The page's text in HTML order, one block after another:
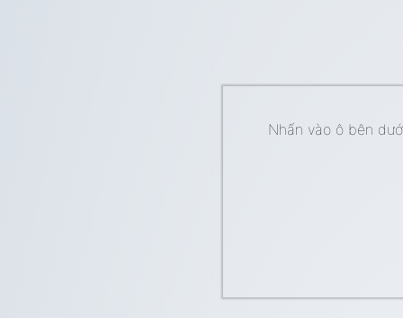
Nhấn vào ô bên